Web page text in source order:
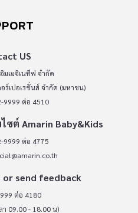
US
มเมจิเนทีฟ จำกัด
ร์เปอเรชั่นส์ จำกัด (มหาชน)
9999 ต่อ 4510
ซต์ Amarin Baby&Kids
9999 ต่อ 4775
or send feedback
ต่อ 4180
า 09.00 - 18.00 น)